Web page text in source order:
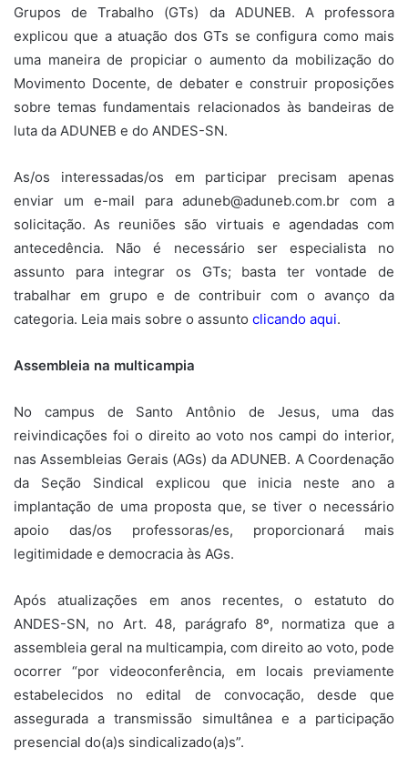
Grupos de Trabalho (GTs) da ADUNEB. A professora
explicou que a atuação dos GTs se configura como mais
uma maneira de propiciar o aumento da mobilização do
Movimento Docente, de debater e construir proposições
sobre temas fundamentais relacionados às bandeiras de
luta da ADUNEB e do ANDES-SN.
As/os interessadas/os em participar precisam apenas
enviar um e-mail para aduneb@aduneb.com.br com a
solicitação. As reuniões são virtuais e agendadas com
antecedência. Não é necessário ser especialista no
assunto para integrar os GTs; basta ter vontade de
trabalhar em grupo e de contribuir com o avanço da
categoria. Leia mais sobre o assunto clicando aqui.
Assembleia na multicampia
No campus de Santo Antônio de Jesus, uma das
reivindicações foi o direito ao voto nos campi do interior,
nas Assembleias Gerais (AGs) da ADUNEB. A Coordenação
da Seção Sindical explicou que inicia neste ano a
implantação de uma proposta que, se tiver o necessário
apoio das/os professoras/es, proporcionará mais
legitimidade e democracia às AGs.
Após atualizações em anos recentes, o estatuto do
ANDES-SN, no Art. 48, parágrafo 8º, normatiza que a
assembleia geral na multicampia, com direito ao voto, pode
ocorrer “por videoconferência, em locais previamente
estabelecidos no edital de convocação, desde que
assegurada a transmissão simultânea e a participação
presencial do(a)s sindicalizado(a)s”.